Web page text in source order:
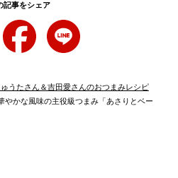
記事をシェア
ゅうたさん＆吉田愛さんのおつまみレシピ
やかな風味の主役級つまみ「あさりとベー